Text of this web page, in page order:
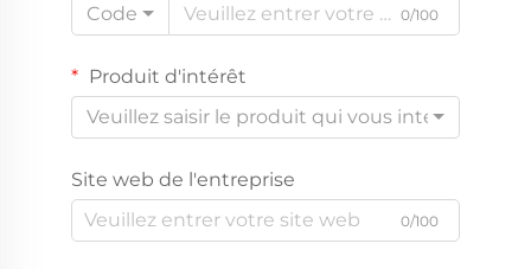
Code
0/100
Produit d'intérêt
Veuillez saisir le produit qui vous intéresse
Site web de l'entreprise
0/100